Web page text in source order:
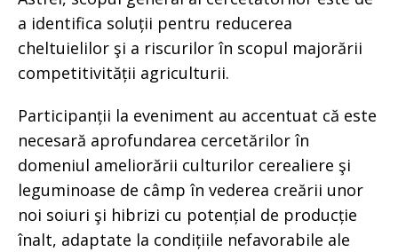
a identifica soluții pentru reducerea
cheltuielilor şi a riscurilor în scopul majorării
competitivității agriculturii.
Participanții la eveniment au accentuat că este
necesară aprofundarea cercetărilor în
domeniul ameliorării culturilor cerealiere şi
leguminoase de câmp în vederea creării unor
noi soiuri şi hibrizi cu potențial de producție
înalt, adaptate la condițiile nefavorabile ale